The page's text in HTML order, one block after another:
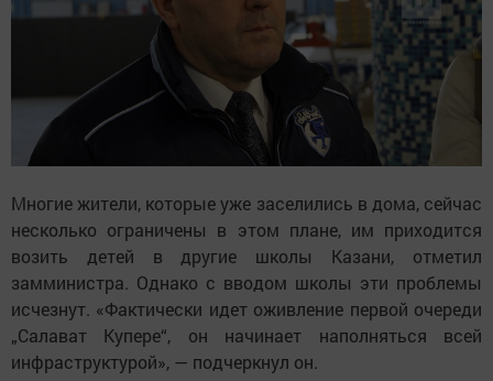
Многие жители, которые уже заселились в дома, сейчас
несколько ограничены в этом плане, им приходится
возить детей в другие школы Казани, отметил
замминистра. Однако с вводом школы эти проблемы
исчезнут. «Фактически идет оживление первой очереди
„Салават Купере“, он начинает наполняться всей
инфраструктурой», — подчеркнул он.